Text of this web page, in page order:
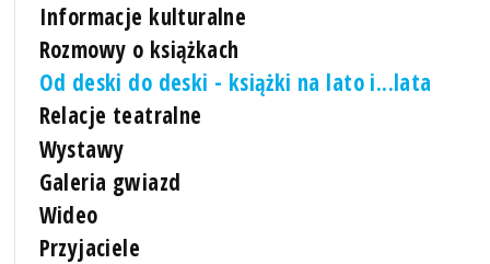
Informacje kulturalne
Rozmowy o książkach
Od deski do deski - książki na lato i...lata
Relacje teatralne
Wystawy
Galeria gwiazd
Wideo
Przyjaciele